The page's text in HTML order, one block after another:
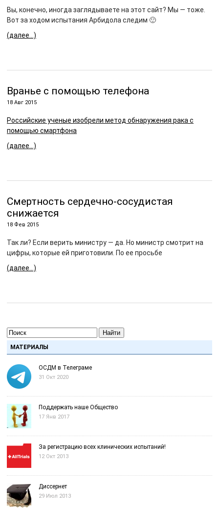
Вы, конечно, иногда заглядываете на этот сайт? Мы — тоже.
Вот за ходом испытания Арбидола следим 🙂
(далее…)
Вранье с помощью телефона
18 Авг 2015
Российские ученые изобрели метод обнаружения рака с
помощью смартфона
(далее…)
Смертность сердечно-сосудистая
снижается
18 Фев 2015
Так ли? Если верить министру — да. Но министр смотрит на
цифры, которые ей приготовили. По ее просьбе
(далее…)
Найти
МАТЕРИАЛЫ
ОСДМ в Телеграме
31 Окт 2020
Поддержать наше Общество
17 Янв 2017
За регистрацию всех клинических испытаний!
12 Окт 2013
Диссернет
29 Июл 2013